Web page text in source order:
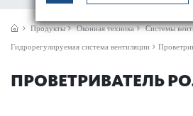
Продукты Оконная техника Системы
Гидрорегулируемая система вентиляции
ПРОВЕТРИВАТЕЛЬ